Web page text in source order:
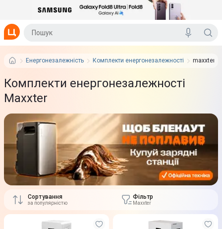
Енергонезалежність Комплекти енергонезалежності maxxter
Комплекти енергонезалежності
Maxxter
Сортування
за популярністю
Фільтр
Maxxter